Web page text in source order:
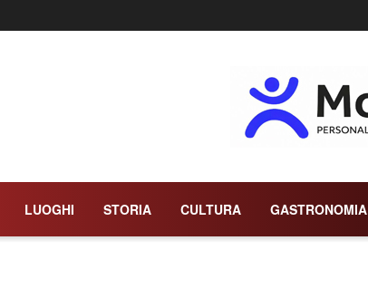
LUOGHI STORIA CULTURA GASTRONOMIA